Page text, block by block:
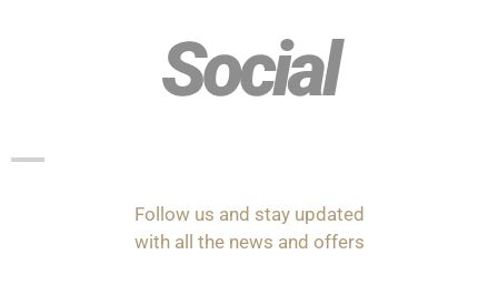
Social
Follow us and stay updated
with all the news and offers